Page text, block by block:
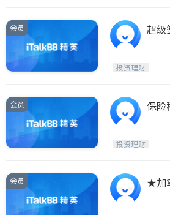
会员
超级
投资理财
会员 保险
投资理财
会员 ★加